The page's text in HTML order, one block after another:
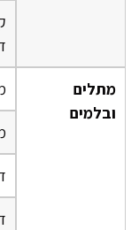
מתלים
ובלמים